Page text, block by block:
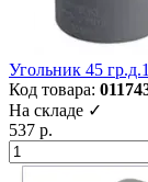
Угольник 45
Код товара:
На складе ✓
537 р.